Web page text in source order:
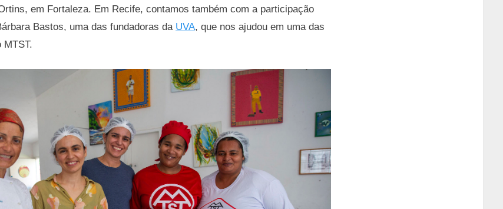
em Fortaleza. Em Recife, contamos também com a participação
Bastos, uma das fundadoras da UVA, que nos ajudou em uma das